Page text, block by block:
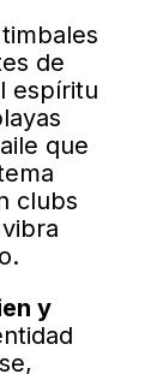
de
espíritu
que
clubs
y